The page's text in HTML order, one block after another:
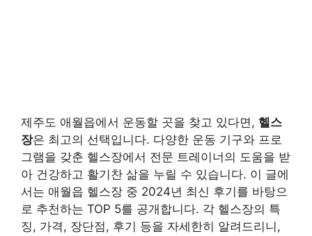
제주도 애월읍에서 운동할 곳을 찾고 있다면, 헬스
장은 최고의 선택입니다. 다양한 운동 기구와 프로
그램을 갖춘 헬스장에서 전문 트레이너의 도움을 받
아 건강하고 활기찬 삶을 누릴 수 있습니다. 이 글에
서는 애월읍 헬스장 중 2024년 최신 후기를 바탕으
로 추천하는 TOP 5를 공개합니다. 각 헬스장의 특
징, 가격, 장단점, 후기 등을 자세한히 알려드리니,